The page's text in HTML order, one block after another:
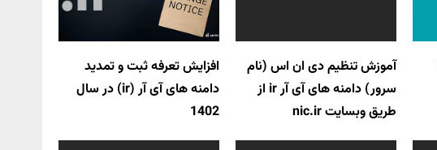
آموزش تنظیم دی ان اس (نام
سرور) دامنه های آی آر ir از
طریق وبسایت nic.ir
افزایش تعرفه ثبت و تمدید
دامنه های آی آر (ir) در سال
1402